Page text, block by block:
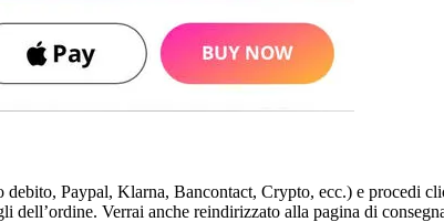
Paypal, Klarna, Bancontact, Crypto, ecc.) e procedi
dell’ordine. Verrai anche reindirizzato alla pagina di